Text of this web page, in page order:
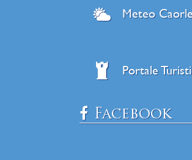
Meteo
Portale
Facebook